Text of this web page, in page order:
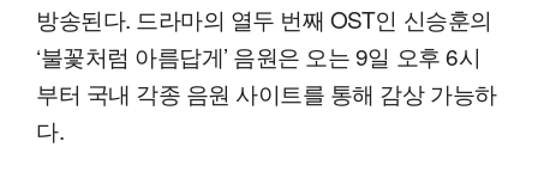
방송된다. 드라마의 열두 번째 OST인 신승훈의
‘불꽃처럼 아름답게’ 음원은 오는 9일 오후 6시
부터 국내 각종 음원 사이트를 통해 감상 가능하
다.